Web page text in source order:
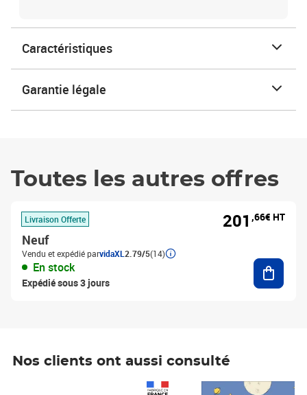
Caractéristiques
Garantie légale
Toutes les autres offres
Livraison Offerte
Neuf
Vendu et expédié parvidaXL 2.79/5(14)
En stock
Expédié sous 3 jours
201 ,66€ HT
Nos clients ont aussi consulté
Prix 6,25€ HT